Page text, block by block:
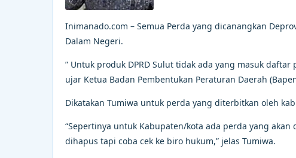
Inimanado.com – Semua Perda yang dicanangkan
Dalam Negeri.
” Untuk produk DPRD Sulut tidak ada yang masuk
ujar Ketua Badan Pembentukan Peraturan Daerah
Dikatakan Tumiwa untuk perda yang diterbitkan oleh
“Sepertinya untuk Kabupaten/kota ada perda yang
dihapus tapi coba cek ke biro hukum,” jelas Tumiwa.